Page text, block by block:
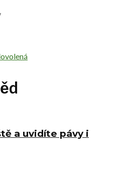
a uvidíte pávy i